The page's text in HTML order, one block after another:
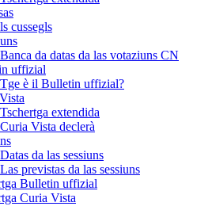
cussegls
Banca da datas da las votaziuns CN
uffizial
Tge è il Bulletin uffizial?
Tschertga extendida
Curia Vista declerà
Datas da las sessiuns
Las previstas da las sessiuns
Bulletin uffizial
Curia Vista